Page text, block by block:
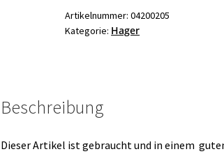
1/N
Sicherungsautomat
Artikelnummer:04200205
Kategorie: Hager
Beschreibung
Dieser Artikel ist gebraucht und in einem